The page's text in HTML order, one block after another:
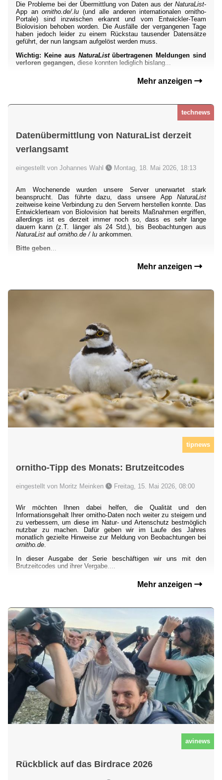
Die Probleme bei der Übermittlung von Daten aus der NaturaList-
App anornitho.de/.lu (und alle anderen internationalen ornitho-
Portale) sind inzwischen erkannt und vom Entwickler-Team
Biolovision behoben worden. Die Ausfälle der vergangenen Tage
haben jedoch leider zu einem Rückstau tausender Datensätze
geführt, der nun langsam aufgelöst werden muss.
Wichtig: Keine aus NaturaListübertragenen Meldungen sind
verloren gegangen, diese konnten lediglich bislang...
Mehr anzeigen
technews
Datenübermittlung von NaturaList derzeit
verlangsamt
eingestellt von Johannes Wahl Montag, 18. Mai 2026, 18:13
Am Wochenende wurden unsere Server unerwartet stark
beansprucht. Das führte dazu, dass unsere App NaturaList
zeitweise keine Verbindung zu den Servern herstellen konnte. Das
Entwicklerteam von Biolovision hat bereits Maßnahmen ergriffen,
allerdings ist es derzeit immer noch so, dass es sehr lange
dauern kann (z.T. länger als 24 Std.), bis Beobachtungen aus
NaturaList auf ornitho.de / lu ankommen.
Bitte geben
Mehr anzeigen
tipnews
ornitho-Tipp des Monats: Brutzeitcodes
eingestellt von Moritz Meinken Freitag, 15. Mai 2026, 08:00
Wir möchten Ihnen dabei helfen, die Qualität und den
Informationsgehalt Ihrer ornitho-Daten noch weiter zu steigern und
zu verbessern, um diese im Natur- und Artenschutz bestmöglich
nutzbar zu machen. Dafür geben wir im Laufe des Jahres
monatlich gezielte Hinweise zur Meldung von Beobachtungen bei
ornitho.de.
In dieser Ausgabe der Serie beschäftigen wir uns mit den
Brutzeitcodes und ihrer Vergabe....
Mehr anzeigen
avinews
Rückblick auf das Birdrace 2026